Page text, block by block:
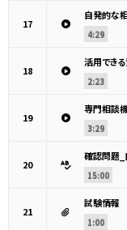
17
自発的な
4:29
18
活用でき
2:23
19
専門相談
3:29
20
確認問題_
15:00
21
試験情報
1:00